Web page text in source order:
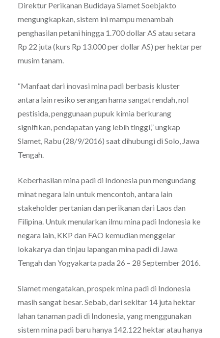
Direktur Perikanan Budidaya Slamet Soebjakto
mengungkapkan, sistem ini mampu menambah
penghasilan petani hingga 1.700 dollar AS atau setara
Rp 22 juta (kurs Rp 13.000 per dollar AS) per hektar per
musim tanam.
“Manfaat dari inovasi mina padi berbasis kluster
antara lain resiko serangan hama sangat rendah, nol
pestisida, penggunaan pupuk kimia berkurang
signifikan, pendapatan yang lebih tinggi,” ungkap
Slamet, Rabu (28/9/2016) saat dihubungi di Solo, Jawa
Tengah.
Keberhasilan mina padi di Indonesia pun mengundang
minat negara lain untuk mencontoh, antara lain
stakeholder pertanian dan perikanan dari Laos dan
Filipina. Untuk menularkan ilmu mina padi Indonesia ke
negara lain, KKP dan FAO kemudian menggelar
lokakarya dan tinjau lapangan mina padi di Jawa
Tengah dan Yogyakarta pada 26 – 28 September 2016.
Slamet mengatakan, prospek mina padi di Indonesia
masih sangat besar. Sebab, dari sekitar 14 juta hektar
lahan tanaman padi di Indonesia, yang menggunakan
sistem mina padi baru hanya 142.122 hektar atau hanya